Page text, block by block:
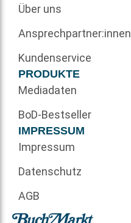
Über uns
Ansprechpartner:innen
Kundenservice
PRODUKTE
Mediadaten
BoD-Bestseller
IMPRESSUM
Impressum
Datenschutz
AGB